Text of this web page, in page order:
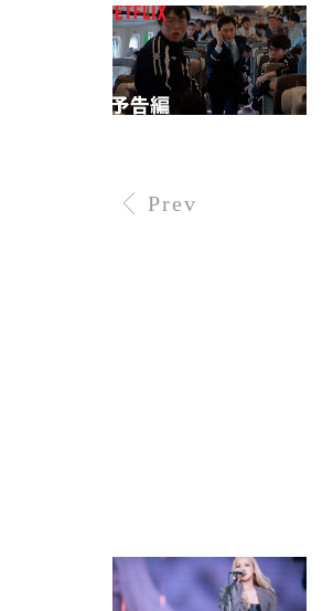
Prev